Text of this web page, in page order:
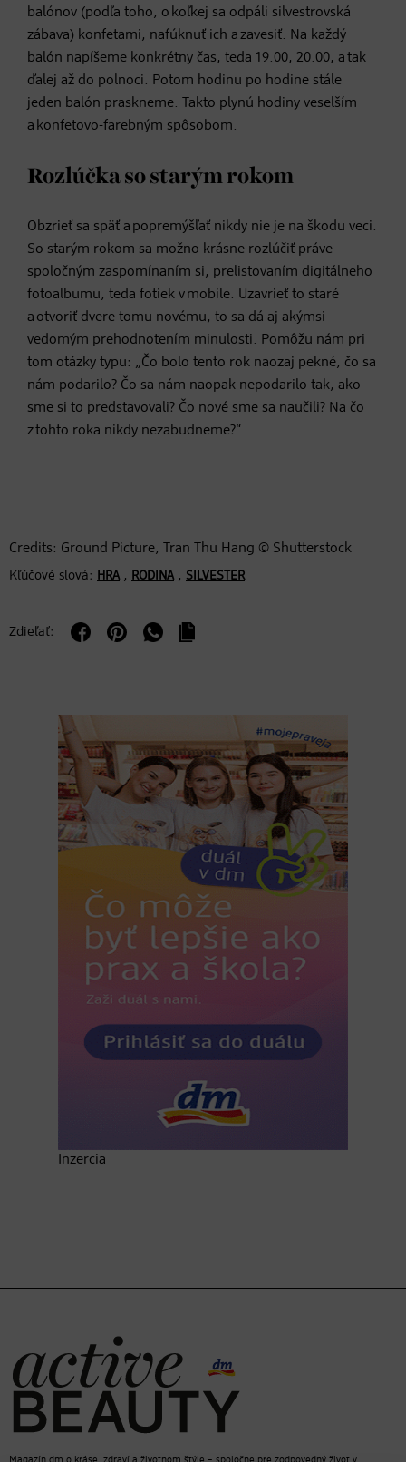
balónov (podľa toho, o koľkej sa odpáli silvestrovská
zábava) konfetami, nafúknuť ich a zavesiť. Na každý
balón napíšeme konkrétny čas, teda 19.00, 20.00, a tak
ďalej až do polnoci. Potom hodinu po hodine stále
jeden balón praskneme. Takto plynú hodiny veselším
a konfetovo-farebným spôsobom.
Rozlúčka so starým rokom
Obzrieť sa späť a popremýšľať nikdy nie je na škodu veci.
So starým rokom sa možno krásne rozlúčiť práve
spoločným zaspomínaním si, prelistovaním digitálneho
fotoalbumu, teda fotiek v mobile. Uzavrieť to staré
a otvoriť dvere tomu novému, to sa dá aj akýmsi
vedomým prehodnotením minulosti. Pomôžu nám pri
tom otázky typu: „Čo bolo tento rok naozaj pekné, čo sa
nám podarilo? Čo sa nám naopak nepodarilo tak, ako
sme si to predstavovali? Čo nové sme sa naučili? Na čo
z tohto roka nikdy nezabudneme?“.
Credits: Ground Picture, Tran Thu Hang © Shutterstock
Kľúčové slová: HRA, RODINA, SILVESTER
Zdieľať:
Inzercia